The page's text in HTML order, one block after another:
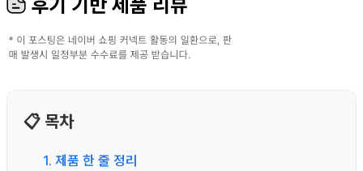
후기 기반 제품 리뷰
📋 목차
1. 제품 한 줄 정리